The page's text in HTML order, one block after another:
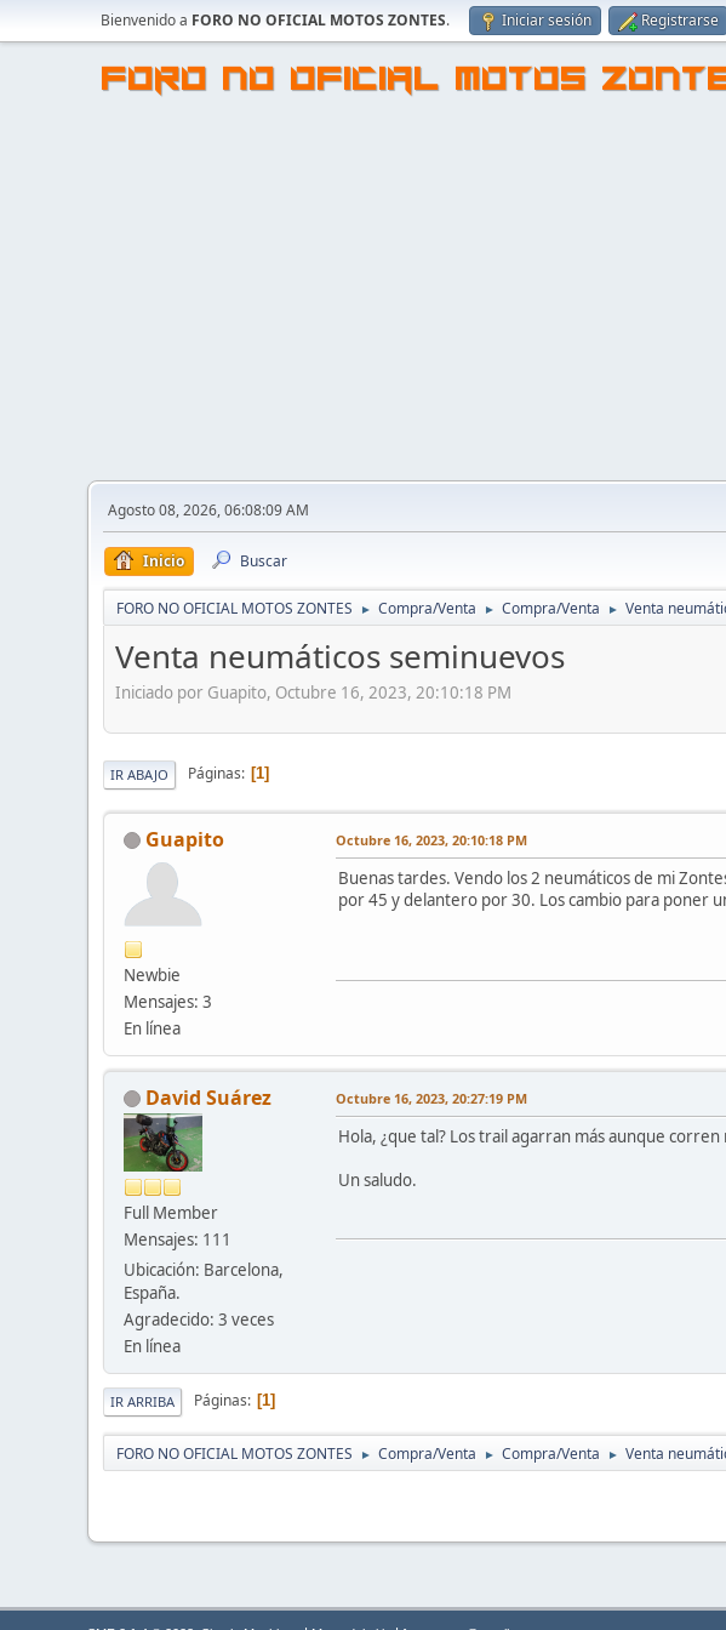
Bienvenido a FORO NO OFICIAL MOTOS ZONTES. Iniciar sesión Registrarse
FORO NO OFICIAL MOTOS
Agosto 08, 2026, 06:08:09 AM
Inicio Buscar
FORO NO OFICIAL MOTOS ZONTES ► Compra/Venta ► Compra/Venta ► Venta
Venta neumáticos seminuevos
Iniciado por Guapito, Octubre 16, 2023, 20:10:18 PM
IR ABAJO Páginas 1
Guapito
Newbie
Mensajes: 3
En línea
Octubre 16, 2023, 20:10:18 PM
Buenas tardes. Vendo los 2 neumáticos de mi
por 45 y delantero por 30. Los cambio para poner
David Suárez
Full Member
Mensajes: 111
Ubicación: Barcelona,
España.
Agradecido: 3 veces
En línea
Octubre 16, 2023, 20:27:19 PM
Hola, ¿que tal? Los trail agarran más aunque corren
Un saludo.
IR ARRIBA Páginas 1
FORO NO OFICIAL MOTOS ZONTES ► Compra/Venta ► Compra/Venta ► Venta